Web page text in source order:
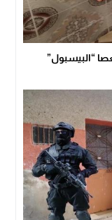
“البيسبول”